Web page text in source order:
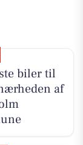
biler til
af